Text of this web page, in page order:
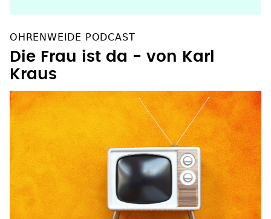
OHRENWEIDE PODCAST
Die Frau ist da - von Karl